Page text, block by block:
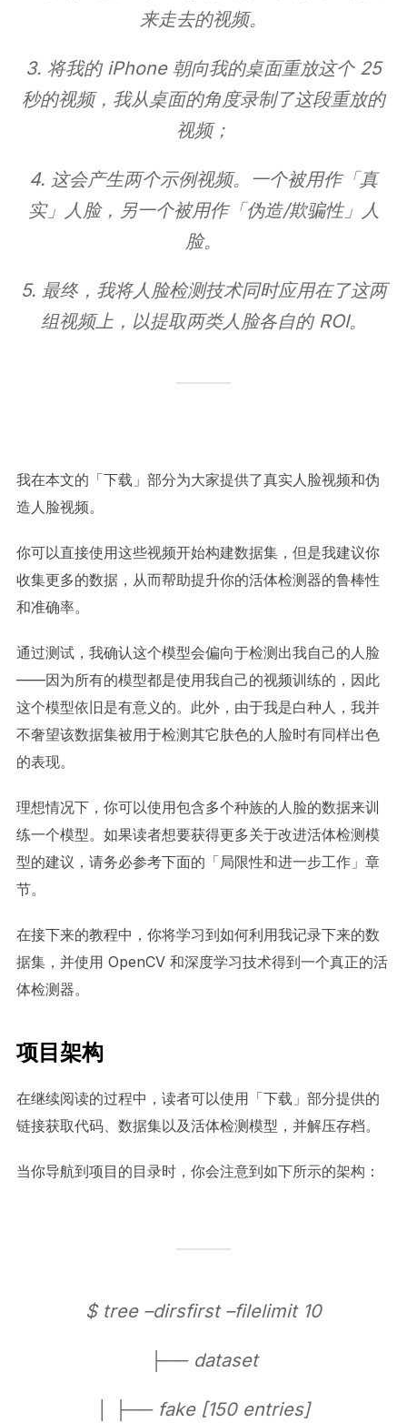
来走去的视频。
3. 将我的 iPhone 朝向我的桌面重放这个 25
秒的视频，我从桌面的角度录制了这段重放的
视频；
4. 这会产生两个示例视频。一个被用作「真
实」人脸，另一个被用作「伪造/欺骗性」人
脸。
5. 最终，我将人脸检测技术同时应用在了这两
组视频上，以提取两类人脸各自的 ROI。
我在本文的「下载」部分为大家提供了真实人脸视频和伪
造人脸视频。
你可以直接使用这些视频开始构建数据集，但是我建议你
收集更多的数据，从而帮助提升你的活体检测器的鲁棒性
和准确率。
通过测试，我确认这个模型会偏向于检测出我自己的人脸
——因为所有的模型都是使用我自己的视频训练的，因此
这个模型依旧是有意义的。此外，由于我是白种人，我并
不奢望该数据集被用于检测其它肤色的人脸时有同样出色
的表现。
理想情况下，你可以使用包含多个种族的人脸的数据来训
练一个模型。如果读者想要获得更多关于改进活体检测模
型的建议，请务必参考下面的「局限性和进一步工作」章
节。
在接下来的教程中，你将学习到如何利用我记录下来的数
据集，并使用 OpenCV 和深度学习技术得到一个真正的活
体检测器。
项目架构
在继续阅读的过程中，读者可以使用「下载」部分提供的
链接获取代码、数据集以及活体检测模型，并解压存档。
当你导航到项目的目录时，你会注意到如下所示的架构：
$ tree –dirsfirst –filelimit 10
├── dataset
│ ├── fake [150 entries]